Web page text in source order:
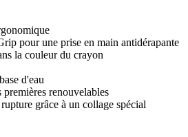
pour une prise en main antidérapante
la couleur du crayon
d'eau
premières renouvelables
grâce à un collage spécial